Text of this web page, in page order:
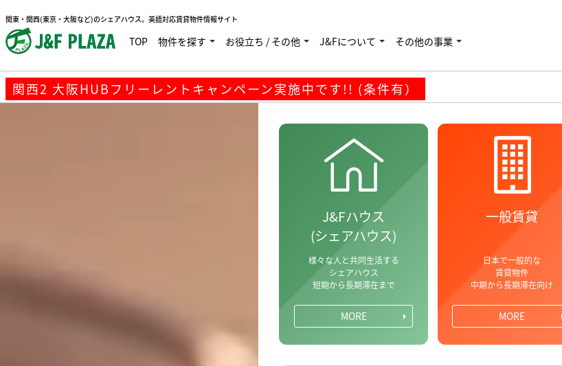
関東・関西(東京・大阪など)のシェアハウス。英語対応賃貸物件情報サイト
TOP 物件を探す お役立ち / その他 J&Fについて その他の事業
関西2 大阪HUBフリーレントキャンペーン実施中です!! (条件有）
J&Fハウス
(シェアハウス)
様々な人と共同生活する
シェアハウス
短期から長期滞在まで
MORE
一般賃貸
日本で一般的な
賃貸物件
中期から長期滞在向け
MORE